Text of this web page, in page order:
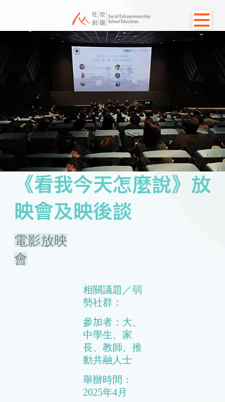
《看我今天怎麼說》放
映會及映後談
電影放映
會
相關議題／弱
勢社群：
參加者：大、
中學生、家
長、教師、推
動共融人士
舉辦時間：
2025年4月